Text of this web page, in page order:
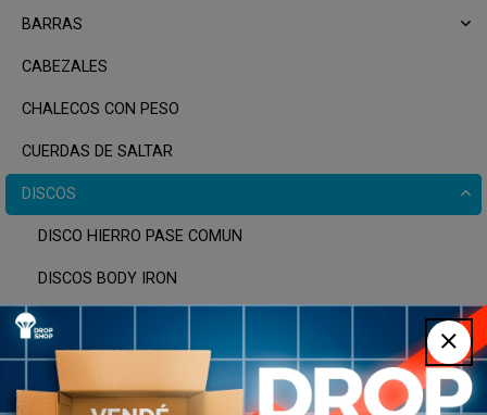
BARRAS
CABEZALES
CHALECOS CON PESO
CUERDAS DE SALTAR
DISCOS
DISCO HIERRO PASE COMUN
DISCOS BODY IRON
DISCOS CEMENTO
DISCOS HIERRO GOMA OLIMPICOS